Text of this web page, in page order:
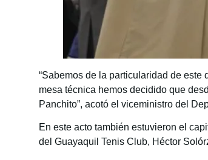
“Sabemos de la particularidad de
mesa técnica hemos decidido que
Panchito”, acotó el viceministro del
En este acto también estuvieron el
del Guayaquil Tenis Club, Héctor